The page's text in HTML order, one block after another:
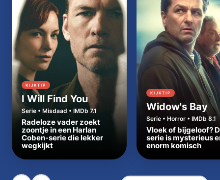
KIJKTIP
I Will Find You
Serie • Misdaad • IMDb 7.1
Radeloze vader zoekt
zoontje in een Harlan
Coben-serie die lekker
wegkijkt
KIJKTIP
Widow's Bay
Serie • Horror • IMDb 8.1
Vloek of bijgeloof?
serie is mysterieus
enorm komisch